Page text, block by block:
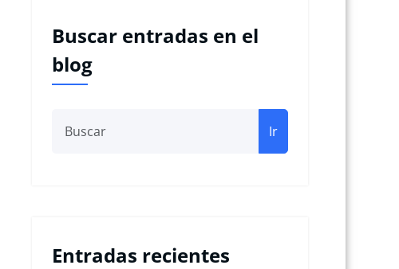
Buscar entradas en el
blog
Ir
Entradas recientes